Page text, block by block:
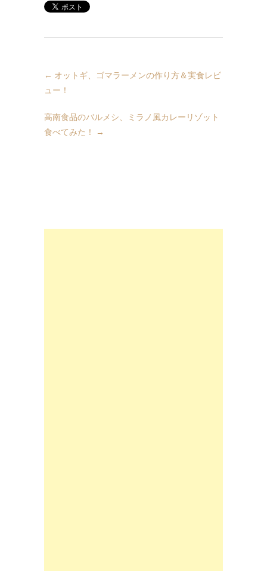
← オットギ、ゴマラーメンの作り方＆実食レビ
ュー！
高南食品のバルメシ、ミラノ風カレーリゾット
食べてみた！
→